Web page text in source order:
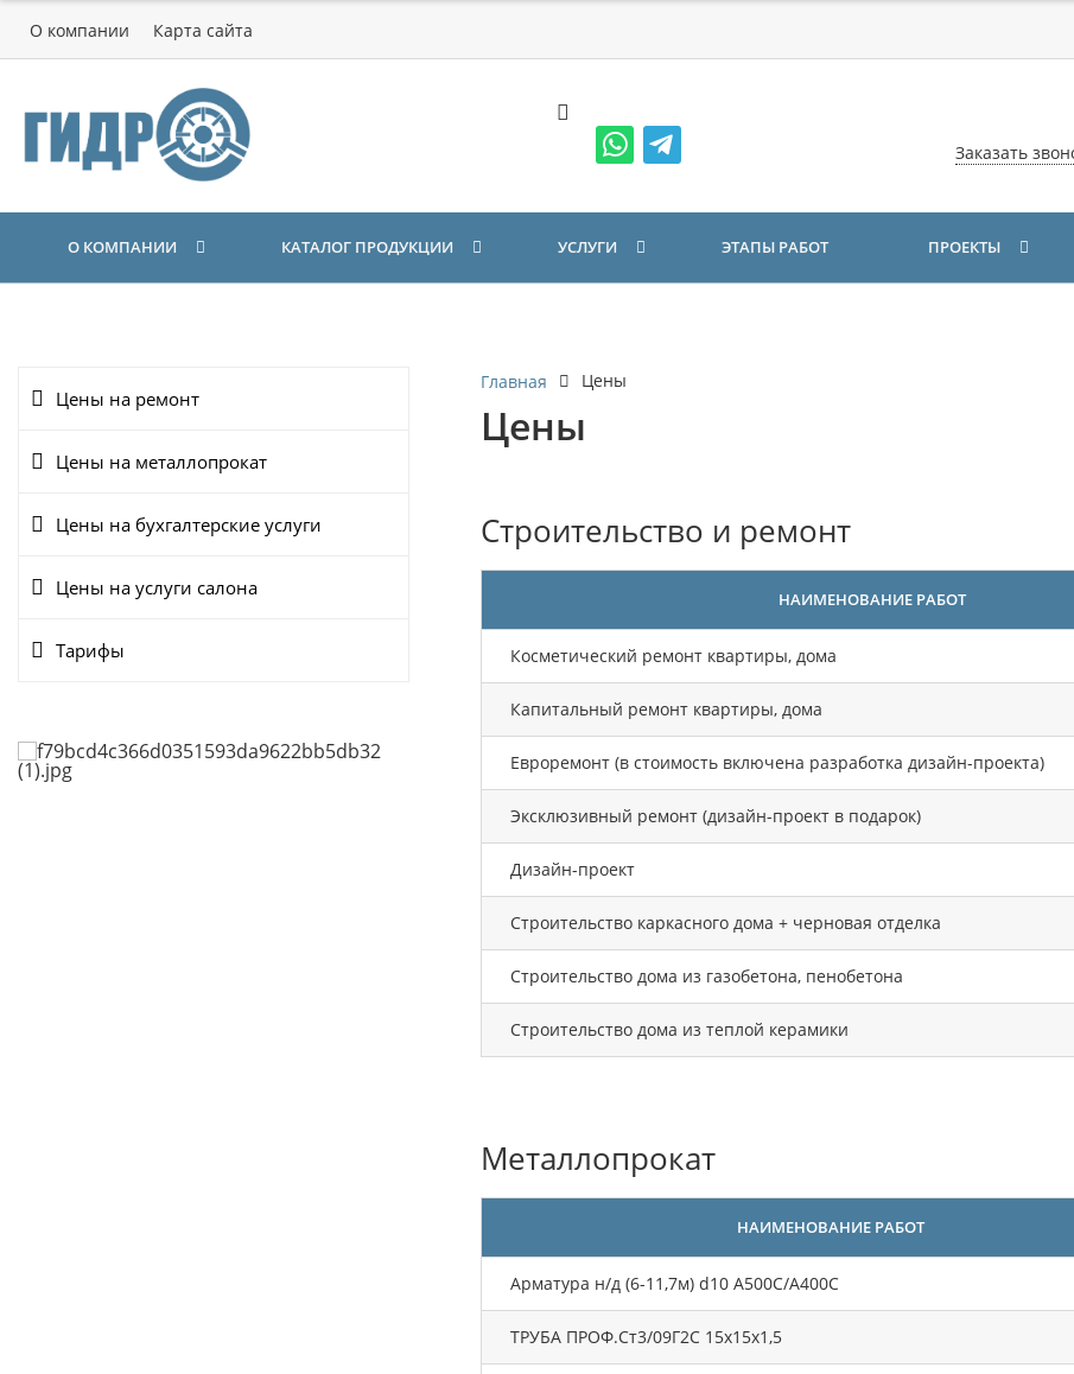
О компании Карта сайта
Заказать
О КОМПАНИИ КАТАЛОГ ПРОДУКЦИИ УСЛУГИ ЭТАПЫ РАБОТ ПРОЕКТЫ
Цены на ремонт
Цены на металлопрокат
Цены на бухгалтерские услуги
Цены на услуги салона
Тарифы
Главная Цены
Цены
Строительство и ремонт
НАИМЕНОВАНИЕ РАБОТ
Косметический ремонт квартиры, дома
Капитальный ремонт квартиры, дома
Евроремонт (в стоимость включена разработка дизайн-проекта)
Эксклюзивный ремонт (дизайн-проект в подарок)
Дизайн-проект
Строительство каркасного дома + черновая отделка
Строительство дома из газобетона, пенобетона
Строительство дома из теплой керамики
Металлопрокат
НАИМЕНОВАНИЕ РАБОТ
Арматура н/д (6-11,7м) d10 А500С/А400С
ТРУБА ПРОФ.Ст3/09Г2С 15х15х1,5